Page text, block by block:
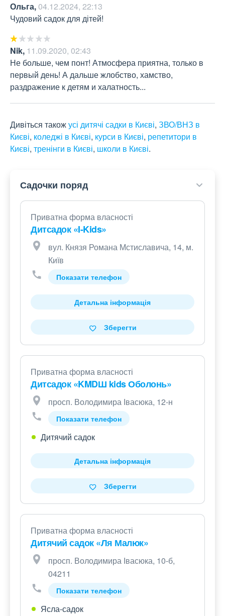
Ольга,04.12.2024, 22:13
Чудовий садок для дітей!
Nik, 11.09.2020, 02:43
Не больше, чем понт! Атмосфера приятна, только в
первый день! А дальше жлобство, хамство,
раздражение к детям и халатность...
Дивіться такожусі дитячі садки в Києві, ЗВО/ВНЗ в
Києві, коледжі в Києві, курси в Києві, репетитори в
Києві, тренінги в Києві, школи в Києві.
Садочки поряд
Приватна форма власності
Дитсадок «I-Kids»
вул. Князя Романа Мстиславича, 14, м.
Київ
Показати телефон
Детальна інформація
Зберегти
Приватна форма власності
Дитсадок «KMDШ kids Оболонь»
просп. Володимира Івасюка, 12-н
Показати телефон
Дитячий садок
Детальна інформація
Зберегти
Приватна форма власності
Дитячий садок «Ля Малюк»
просп. Володимира Івасюка, 10-б,
04211
Показати телефон
Ясла-садок